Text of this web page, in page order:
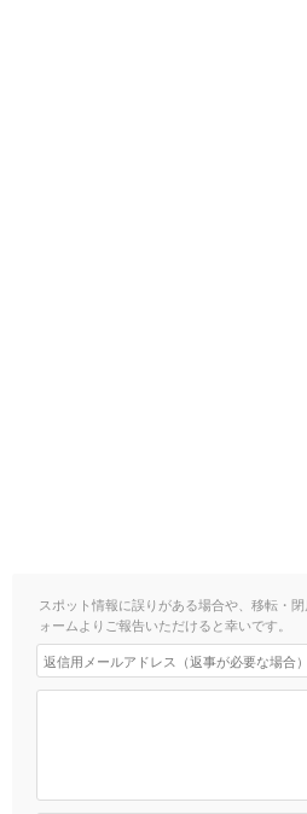
スポット情報に誤りがある場合や、移転・
ォームよりご報告いただけると幸いです。